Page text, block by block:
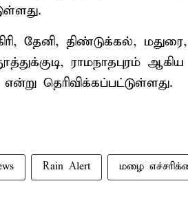
தேனி, திண்டுக்கல், மதுரை,
ராமநாதபுரம் ஆகிய
தெரிவிக்கப்பட்டுள்ளது.
Rain Alert மழை